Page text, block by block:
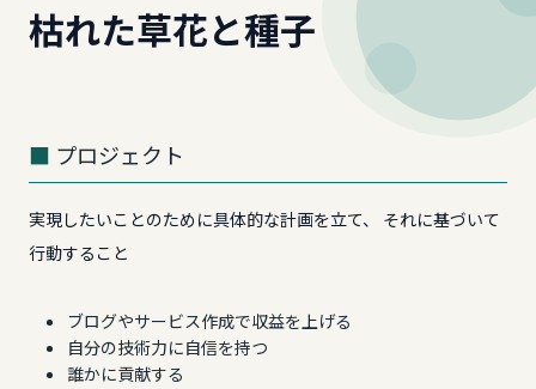
枯れた草花と種子
プロジェクト
実現したいことのために具体的な計画を立て、 それに基づいて
行動すること
ブログやサービス作成で収益を上げる
自分の技術力に自信を持つ
誰かに貢献する